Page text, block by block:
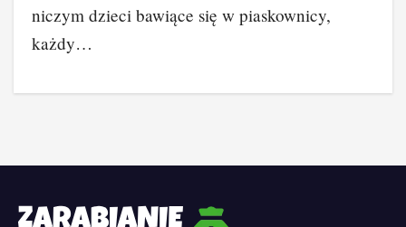
niczym dzieci bawiące się w piaskownicy,
każdy…